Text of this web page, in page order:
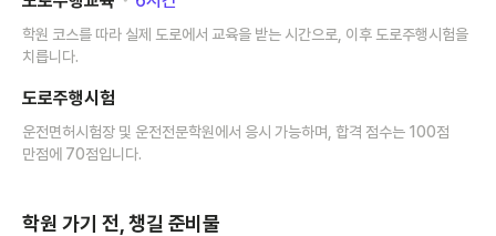
학원 코스를 따라 실제 도로에서 교육을 받는 시간으로, 이후 도로주행시험을
치릅니다.
도로주행시험
운전면허시험장 및 운전전문학원에서 응시 가능하며, 합격 점수는 100점
만점에 70점입니다.
학원 가기 전, 챙길 준비물